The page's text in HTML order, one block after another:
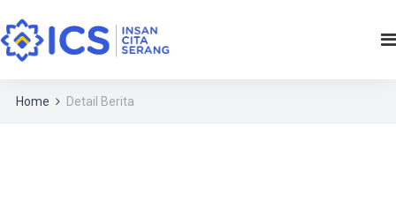
Home Detail Berita